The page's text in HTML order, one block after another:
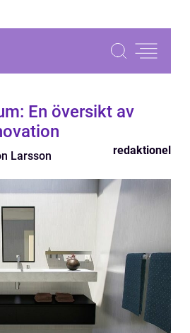
En översikt av
Larsson redaktionel